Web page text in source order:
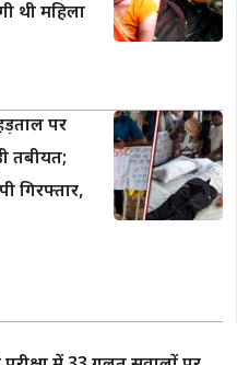
थी महिला
पर
तबीयत;
गिरफ्तार,